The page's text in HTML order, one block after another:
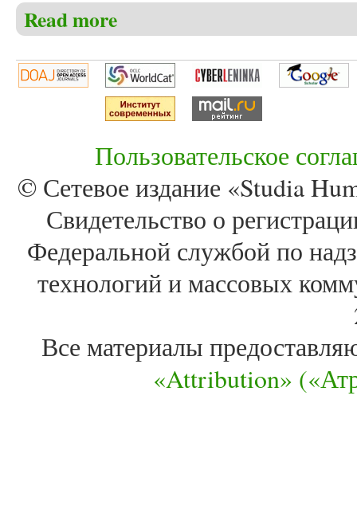
Read more
Пользовательское
© Сетевое издание «Studia
Свидетельство о
Федеральной службой по
технологий и массовых
Все материалы
«Attribution»